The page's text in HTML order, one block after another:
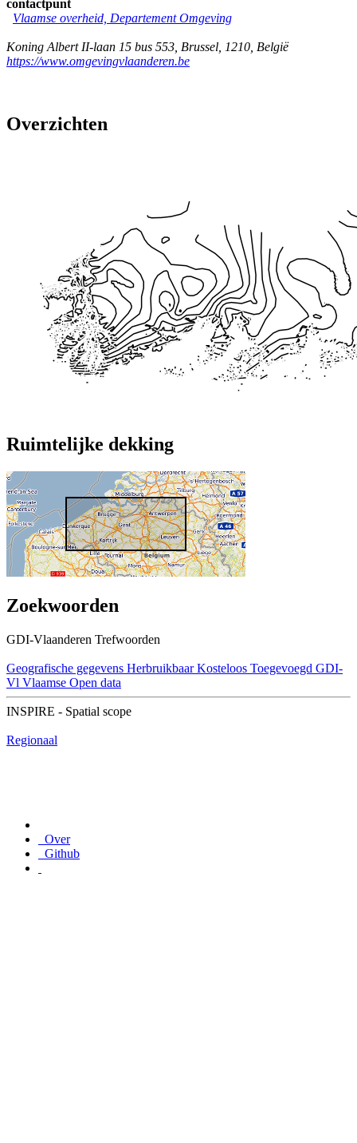
contactpunt
Vlaamse overheid, Departement Omgeving
Koning Albert II-laan 15 bus 553 Brussel 1210 België
https://www.omgevingvlaanderen.be
Overzichten
Ruimtelijke dekking
Zoekwoorden
GDI-Vlaanderen Trefwoorden
Geografische gegevens Herbruikbaar Kosteloos Toegevoegd GDI-
Vl Vlaamse Open data
INSPIRE - Spatial scope
Regionaal
Over
Github